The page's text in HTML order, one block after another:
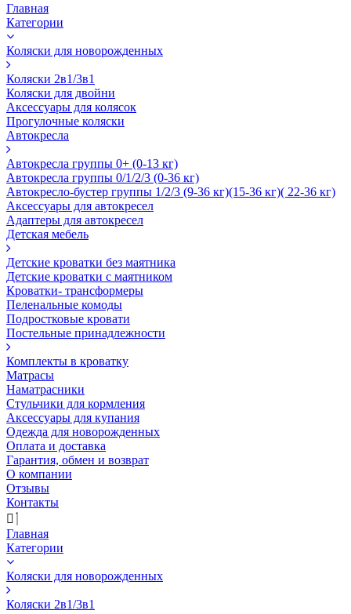
Главная
Категории
Коляски для новорожденных
Коляски 2в1/3в1
Коляски для двойни
Аксессуары для колясок
Прогулочные коляски
Автокресла
Автокресла группы 0+ (0-13 кг)
Автокресла группы 0/1/2/3 (0-36 кг)
Автокресло-бустер группы 1/2/3 (9-36 кг)(15-36 кг)( 22-36 кг)
Аксессуары для автокресел
Адаптеры для автокресел
Детская мебель
Детские кроватки без маятника
Детские кроватки с маятником
Кроватки- трансформеры
Пеленальные комоды
Подростковые кровати
Постельные принадлежности
Комплекты в кроватку
Матрасы
Наматрасники
Стульчики для кормления
Аксессуары для купания
Одежда для новорожденных
Оплата и доставка
Гарантия, обмен и возврат
О компании
Отзывы
Контакты
Главная
Категории
Коляски для новорожденных
Коляски 2в1/3в1